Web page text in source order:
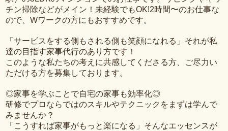
チン掃除などがメイン！未経験でもOK!2時間〜のお仕事な
ので、Wワークの方にもおすすめです。
「サービスをする側もされる側も笑顔になれる」それが私
達の目指す家事代行のあり方です！
このような私たちの考えに共感してくださる方、ご尽力い
ただける方を募集しております。
◎家事を学ぶことで自宅の家事も効率化◎
研修でプロならではのスキルやテクニックをまずは学んで
みませんか？
「こうすれば家事がもっと楽になる」そんなエッセンスが